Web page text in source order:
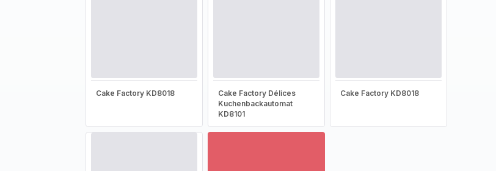
Cake Factory KD8018
Cake Factory Délices
Kuchenbackautomat
KD8101
Cake Factory KD8018